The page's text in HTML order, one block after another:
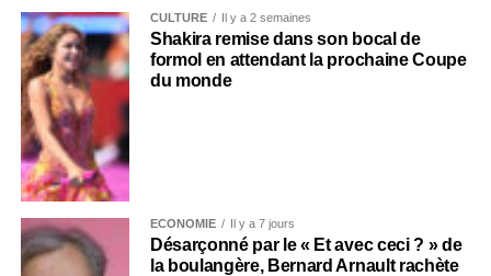
CULTURE Il y a 2 semaines
Shakira remise dans son bocal de
formol en attendant la prochaine Coupe
du monde
ECONOMIE Il y a 7 jours
Désarçonné par le « Et avec ceci ? » de
la boulangère, Bernard Arnault rachète